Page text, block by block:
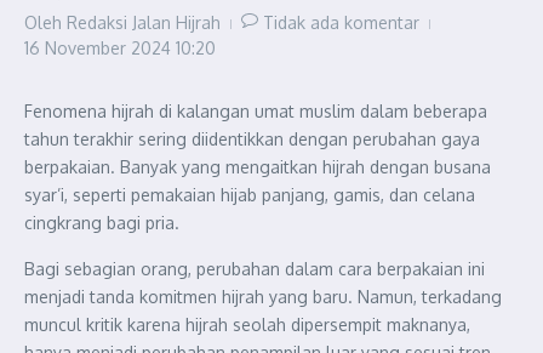
Oleh Redaksi Jalan Hijrah
Tidak ada komentar
16 November 2024 10:20
Fenomena hijrah di kalangan umat muslim dalam beberapa
tahun terakhir sering diidentikkan dengan perubahan gaya
berpakaian. Banyak yang mengaitkan hijrah dengan busana
syar’i, seperti pemakaian hijab panjang, gamis, dan celana
cingkrang bagi pria.
Bagi sebagian orang, perubahan dalam cara berpakaian ini
menjadi tanda komitmen hijrah yang baru. Namun, terkadang
muncul kritik karena hijrah seolah dipersempit maknanya,